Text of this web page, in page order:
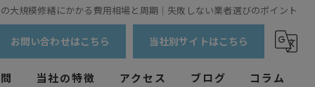
大規模修繕にかかる費用相場と周期｜失敗しない業者選びのポイント
お問い合わせはこちら 当社別サイトはこちら
当社の特徴 アクセス ブログ コラム